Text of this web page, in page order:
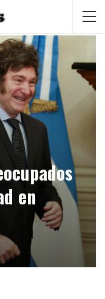
en